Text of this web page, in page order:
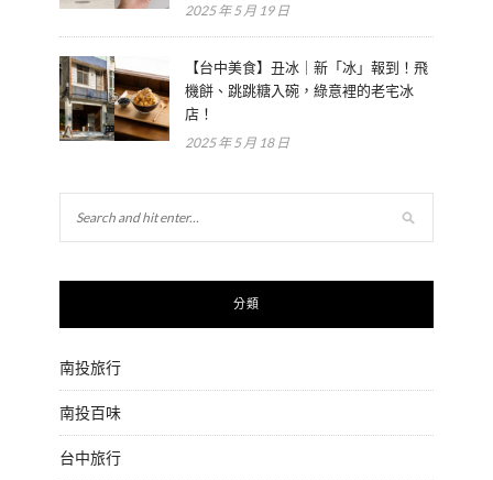
2025 年 5 月 19 日
【台中美食】丑冰｜新「冰」報到！飛
機餅、跳跳糖入碗，綠意裡的老宅冰
店！
2025 年 5 月 18 日
分類
南投旅行
南投百味
台中旅行